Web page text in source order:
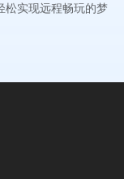
松实现远程畅玩的梦